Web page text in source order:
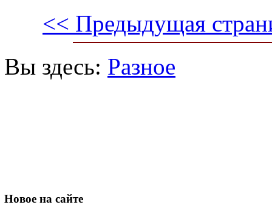
<< Предыдущая
Вы здесь: Разное
Новое на сайте